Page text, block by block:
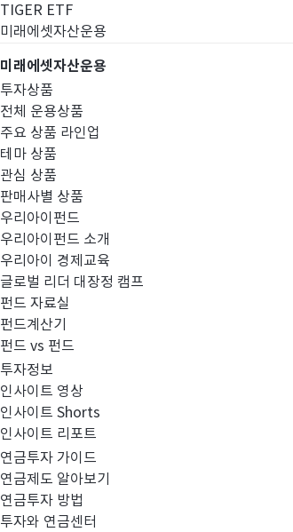
TIGER ETF
미래에셋자산운용
미래에셋자산운용
투자상품
전체 운용상품
주요 상품 라인업
테마 상품
관심 상품
판매사별 상품
우리아이펀드
우리아이펀드 소개
우리아이 경제교육
글로벌 리더 대장정 캠프
펀드 자료실
펀드계산기
펀드 vs 펀드
투자정보
인사이트 영상
인사이트 Shorts
인사이트 리포트
연금투자 가이드
연금제도 알아보기
연금투자 방법
투자와 연금센터
경영공시
투자자예탁금 이용료율 변경의 건